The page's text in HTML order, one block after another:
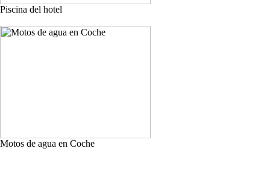
Piscina del hotel
Motos de agua en Coche